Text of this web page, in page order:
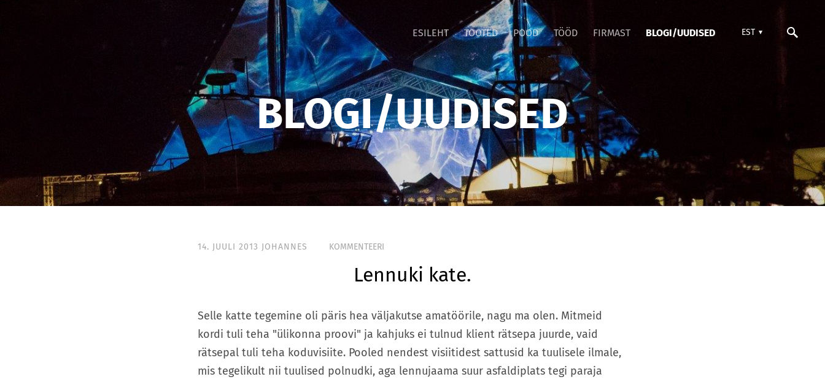
ESILEHT TOOTED POOD TÖÖD FIRMAST BLOGI/UUDISED EST
BLOGI/UUDISED
14. JUULI 2013 JOHANNES KOMMENTEERI
Lennuki kate.
Selle katte tegemine oli päris hea väljakutse amatöörile, nagu ma olen. Mitmeid
kordi tuli teha "ülikonna proovi" ja kahjuks ei tulnud klient rätsepa juurde, vaid
rätsepal tuli teha koduvisiite. Pooled nendest visiitidest sattusid ka tuulisele ilmale,
mis tegelikult nii tuulised polnudki, aga lennujaama suur asfaldiplats tegi paraja